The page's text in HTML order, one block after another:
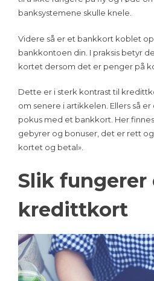
banksystemene skulle knele.
Videre så er et bankkort koblet
bankkontoen din. I praksis betyr
kortet dersom det er penger på
Dette er i sterk kontrast til
om senere i artikkelen. Ellers så
pokus med et bankkort. Her
gebyrer og bonuser, det er rett
kortet og betal».
Slik fungerer
kredittkort